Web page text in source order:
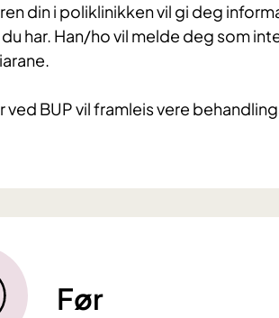
din i poliklinikken vil gi deg
har. Han/ho vil melde deg som
ved BUP vil framleis vere
Før